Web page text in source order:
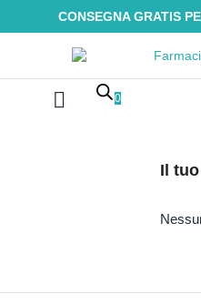
CONSEGNA GRATIS
0
Il